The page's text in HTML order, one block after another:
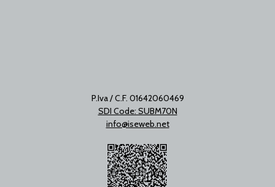
P.Iva / C.F. 01642060469
SDI Code: SUBM70N
info@iseweb.net